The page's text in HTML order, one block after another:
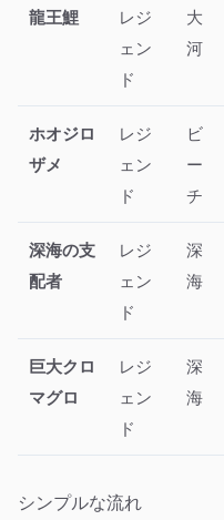
龍王鯉
レジ
ェン
ド
大
河
ホオジロ
ザメ
レジ
ェン
ド
ビ
ー
チ
深海の支
配者
レジ
ェン
ド
深
海
巨大クロ
マグロ
レジ
ェン
ド
深
海
シンプルな流れ